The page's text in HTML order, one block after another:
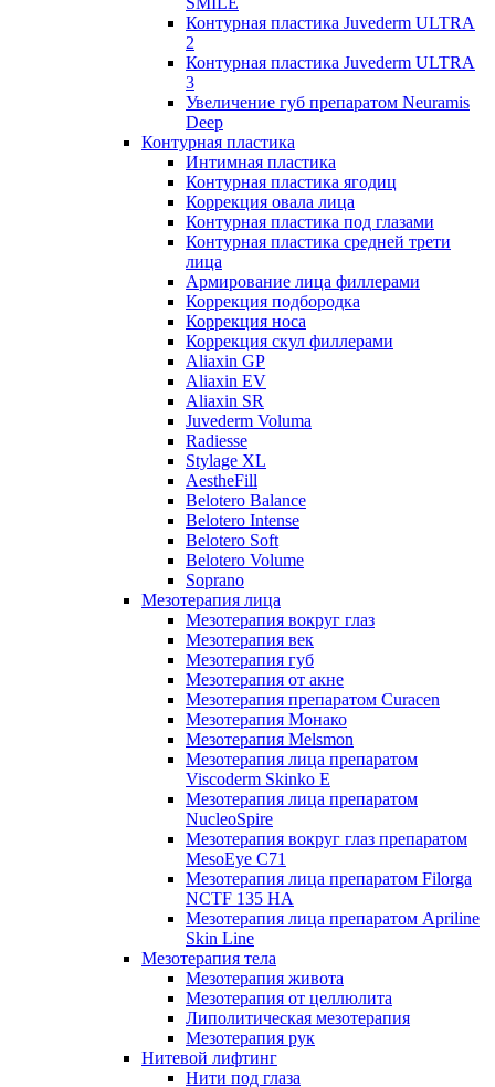
Контурная пластика Juvederm ULTRA
2
Контурная пластика Juvederm ULTRA
3
Увеличение губ препаратом Neuramis
Deep
Контурная пластика
Интимная пластика
Контурная пластика ягодиц
Коррекция овала лица
Контурная пластика под глазами
Контурная пластика средней трети
лица
Армирование лица филлерами
Коррекция подбородка
Коррекция носа
Коррекция скул филлерами
Aliaxin GP
Aliaxin EV
Aliaxin SR
Juvederm Voluma
Radiesse
Stylage XL
AestheFill
Belotero Balance
Belotero Intense
Belotero Soft
Belotero Volume
Soprano
Мезотерапия лица
Мезотерапия вокруг глаз
Мезотерапия век
Мезотерапия губ
Мезотерапия от акне
Мезотерапия препаратом Curacen
Мезотерапия Монако
Мезотерапия Melsmon
Мезотерапия лица препаратом
Viscoderm Skinko E
Мезотерапия лица препаратом
NucleoSpire
Мезотерапия вокруг глаз препаратом
MesoEye С71
Мезотерапия лица препаратом Filorga
NCTF 135 HA
Мезотерапия лица препаратом Apriline
Skin Line
Мезотерапия тела
Мезотерапия живота
Мезотерапия от целлюлита
Липолитическая мезотерапия
Мезотерапия рук
Нитевой лифтинг
Нити под глаза